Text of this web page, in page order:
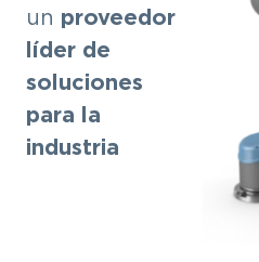
un proveedor
líder de
soluciones
para la
industria